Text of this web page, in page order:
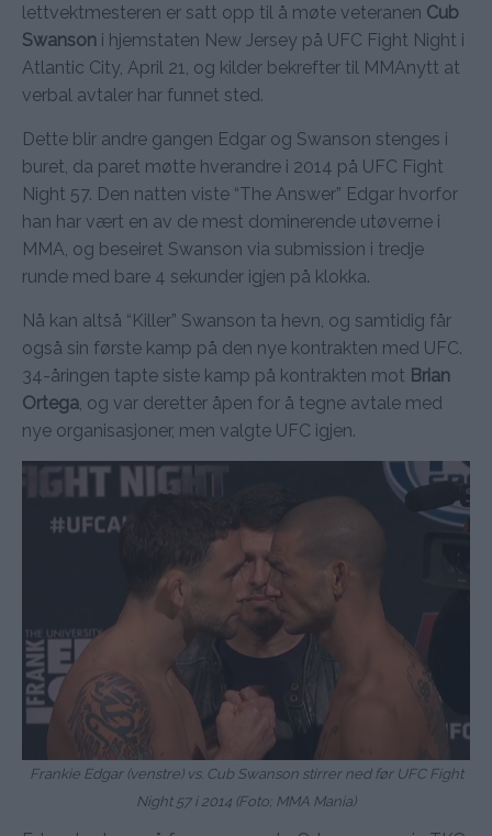
lettvektmesteren er satt opp til å møte veteranen Cub
Swanson i hjemstaten New Jersey på UFC Fight Night i
Atlantic City, April 21, og kilder bekrefter til MMAnytt at
verbal avtaler har funnet sted.
Dette blir andre gangen Edgar og Swanson stenges i
buret, da paret møtte hverandre i 2014 på UFC Fight
Night 57. Den natten viste “The Answer” Edgar hvorfor
han har vært en av de mest dominerende utøverne i
MMA, og beseiret Swanson via submission i tredje
runde med bare 4 sekunder igjen på klokka.
Nå kan altså “Killer” Swanson ta hevn, og samtidig får
også sin første kamp på den nye kontrakten med UFC.
34-åringen tapte siste kamp på kontrakten mot Brian
Ortega , og var deretter åpen for å tegne avtale med
nye organisasjoner, men valgte UFC igjen.
Frankie Edgar (venstre) vs. Cub Swanson stirrer ned før UFC Fight
Night 57 i 2014 (Foto; MMA Mania)